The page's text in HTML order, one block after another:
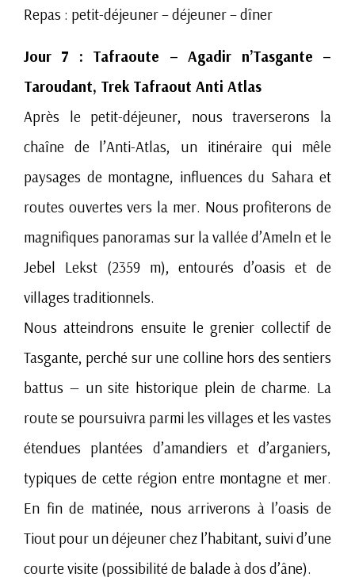
Repas : petit-déjeuner – déjeuner – dîner
Jour 7 : Tafraoute – Agadir n’Tasgante –
Taroudant, Trek Tafraout Anti Atlas
Après le petit-déjeuner, nous traverserons la
chaîne de l’Anti-Atlas, un itinéraire qui mêle
paysages de montagne, influences du Sahara et
routes ouvertes vers la mer. Nous profiterons de
magnifiques panoramas sur la vallée d’Ameln et le
Jebel Lekst (2359 m), entourés d’oasis et de
villages traditionnels.
Nous atteindrons ensuite le grenier collectif de
Tasgante, perché sur une colline hors des sentiers
battus — un site historique plein de charme. La
route se poursuivra parmi les villages et les vastes
étendues plantées d’amandiers et d’arganiers,
typiques de cette région entre montagne et mer.
En fin de matinée, nous arriverons à l’oasis de
Tiout pour un déjeuner chez l’habitant, suivi d’une
courte visite (possibilité de balade à dos d’âne).